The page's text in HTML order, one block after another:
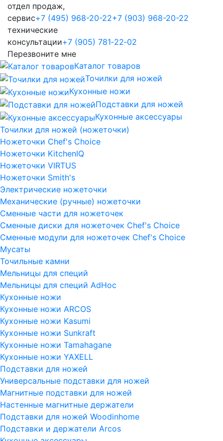
отдел продаж,
сервис+7 (495) 968-20-22+7 (903) 968-20-22
технические
консультации+7 (905) 781‑22‑02
Перезвоните мне
Каталог товаров
Точилки для ножей
Кухонные ножи
Подставки для ножей
Кухонные аксессуары
Точилки для ножей (ножеточки)
Ножеточки Chef's Choice
Ножеточки KitchenIQ
Ножеточки VIRTUS
Ножеточки Smith's
Электрические ножеточки
Механические (ручные) ножеточки
Сменные части для ножеточек
Сменные диски для ножеточек Chef's Choice
Сменные модули для ножеточек Chef's Choice
Мусаты
Точильные камни
Мельницы для специй
Мельницы для специй AdHoc
Кухонные ножи
Кухонные ножи ARCOS
Кухонные ножи Kasumi
Кухонные ножи Sunkraft
Кухонные ножи Tamahagane
Кухонные ножи YAXELL
Подставки для ножей
Универсальные подставки для ножей
Магнитные подставки для ножей
Настенные магнитные держатели
Подставки для ножей Woodinhome
Подставки и держатели Arcos